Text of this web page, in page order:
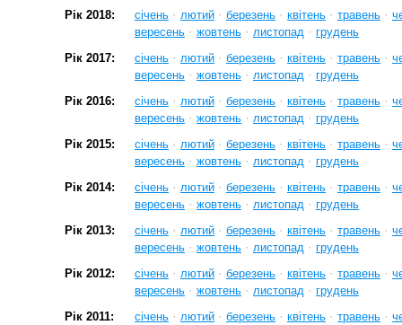
Рік 2018:
січень · лютий · березень · квітень · травень ·
вересень · жовтень · листопад · грудень
Рік 2017:
січень · лютий · березень · квітень · травень ·
вересень · жовтень · листопад · грудень
Рік 2016:
січень · лютий · березень · квітень · травень ·
вересень · жовтень · листопад · грудень
Рік 2015:
січень · лютий · березень · квітень · травень ·
вересень · жовтень · листопад · грудень
Рік 2014:
січень · лютий · березень · квітень · травень ·
вересень · жовтень · листопад · грудень
Рік 2013:
січень · лютий · березень · квітень · травень ·
вересень · жовтень · листопад · грудень
Рік 2012:
січень · лютий · березень · квітень · травень ·
вересень · жовтень · листопад · грудень
Рік 2011:
січень · лютий · березень · квітень · травень ·